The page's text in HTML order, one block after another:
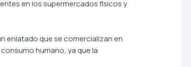
en los supermercados físicos y
enlatado que se comercializan en
humano, ya que la